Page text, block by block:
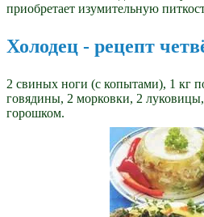
приобретает изумительную
Холодец - рецепт
2 свиных ноги (с копытами), 1 кг
говядины, 2 морковки, 2
горошком.